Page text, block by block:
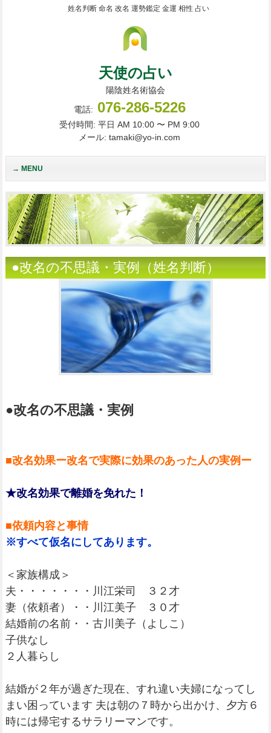
姓名判断 命名 改名 運勢鑑定 金運 相性 占い
天使の占い
陽陰姓名術協会
電話: 076-286-5226
受付時間: 平日 AM 10:00 〜 PM 9:00
メール: tamaki@yo-in.com
MENU
●改名の不思議・実例（姓名判断）
●改名の不思議・実例
■改名効果ー改名で実際に効果のあった人の実例ー
★改名効果で離婚を免れた！
■依頼内容と事情
※すべて仮名にしてあります。
＜家族構成＞
夫・・・・・・・川江栄司 ３２才
妻（依頼者）・・川江美子 ３０才
結婚前の名前・・古川美子（よしこ）
子供なし
２人暮らし
結婚が２年が過ぎた現在、すれ違い夫婦になってし
まい困っています 夫は朝の７時から出かけ、夕方６
時には帰宅するサラリーマンです。